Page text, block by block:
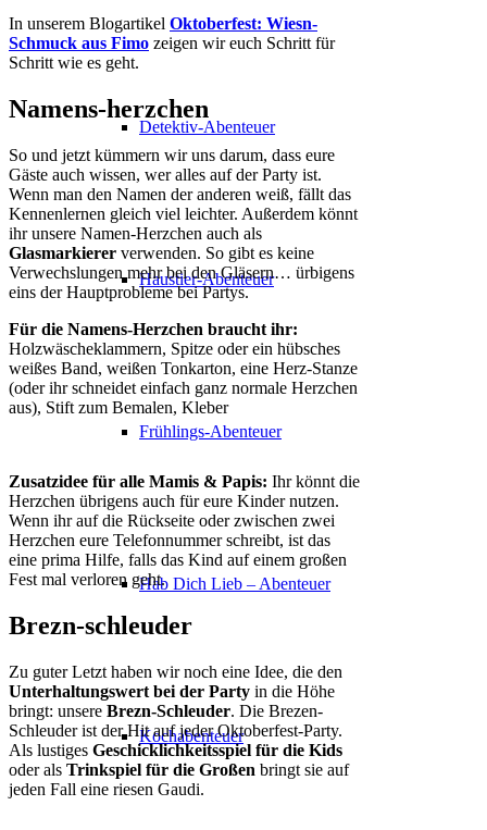
Detektiv-Abenteuer
Haustier-Abenteuer
Frühlings-Abenteuer
Hab Dich Lieb – Abenteuer
Kochabenteuer
In unserem Blogartikel Oktoberfest: Wiesn-
Schmuck aus Fimo zeigen wir euch Schritt für
Schritt wie es geht.
Namens-herzchen
So und jetzt kümmern wir uns darum, dass eure
Gäste auch wissen, wer alles auf der Party ist.
Wenn man den Namen der anderen weiß, fällt das
Kennenlernen gleich viel leichter. Außerdem könnt
ihr unsere Namen-Herzchen auch als
Glasmarkierer verwenden. So gibt es keine
Verwechslungen mehr bei den Gläsern… ürbigens
eins der Hauptprobleme bei Partys.
Für die Namens-Herzchen braucht ihr:
Holzwäscheklammern, Spitze oder ein hübsches
weißes Band, weißen Tonkarton, eine Herz-Stanze
(oder ihr schneidet einfach ganz normale Herzchen
aus), Stift zum Bemalen, Kleber
Zusatzidee für alle Mamis & Papis: Ihr könnt die
Herzchen übrigens auch für eure Kinder nutzen.
Wenn ihr auf die Rückseite oder zwischen zwei
Herzchen eure Telefonnummer schreibt, ist das
eine prima Hilfe, falls das Kind auf einem großen
Fest mal verloren geht.
Brezn-schleuder
Zu guter Letzt haben wir noch eine Idee, die den
Unterhaltungswert bei der Party in die Höhe
bringt: unsere Brezn-Schleuder. Die Brezen-
Schleuder ist der Hit auf jeder Oktoberfest-Party.
Als lustiges Geschicklichkeitsspiel für die Kids
oder als Trinkspiel für die Großen bringt sie auf
jeden Fall eine riesen Gaudi.